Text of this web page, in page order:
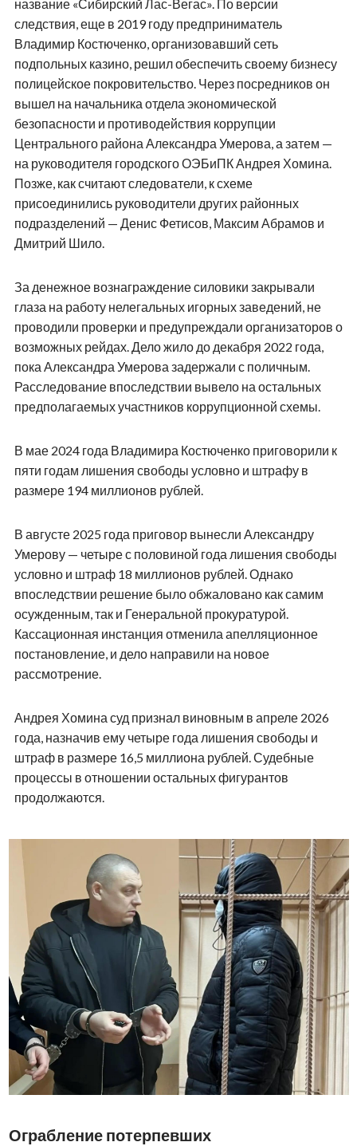
название «Сибирский Лас-Вегас». По версии
следствия, еще в 2019 году предприниматель
Владимир Костюченко, организовавший сеть
подпольных казино, решил обеспечить своему бизнесу
полицейское покровительство. Через посредников он
вышел на начальника отдела экономической
безопасности и противодействия коррупции
Центрального района Александра Умерова, а затем —
на руководителя городского ОЭБиПК Андрея Хомина.
Позже, как считают следователи, к схеме
присоединились руководители других районных
подразделений — Денис Фетисов, Максим Абрамов и
Дмитрий Шило.
За денежное вознаграждение силовики закрывали
глаза на работу нелегальных игорных заведений, не
проводили проверки и предупреждали организаторов о
возможных рейдах. Дело жило до декабря 2022 года,
пока Александра Умерова задержали с поличным.
Расследование впоследствии вывело на остальных
предполагаемых участников коррупционной схемы.
В мае 2024 года Владимира Костюченко приговорили к
пяти годам лишения свободы условно и штрафу в
размере 194 миллионов рублей.
В августе 2025 года приговор вынесли Александру
Умерову — четыре с половиной года лишения свободы
условно и штраф 18 миллионов рублей. Однако
впоследствии решение было обжаловано как самим
осужденным, так и Генеральной прокуратурой.
Кассационная инстанция отменила апелляционное
постановление, и дело направили на новое
рассмотрение.
Андрея Хомина суд признал виновным в апреле 2026
года, назначив ему четыре года лишения свободы и
штраф в размере 16,5 миллиона рублей. Судебные
процессы в отношении остальных фигурантов
продолжаются.
Ограбление потерпевших